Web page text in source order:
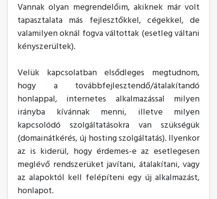
Vannak olyan megrendelőim, akiknek már volt
tapasztalata más fejlesztőkkel, cégekkel, de
valamilyen oknál fogva váltottak (esetleg váltani
kényszerültek).
Velük kapcsolatban elsődleges megtudnom,
hogy a továbbfejlesztendő/átalakítandó
honlappal, internetes alkalmazással milyen
irányba kívánnak menni, illetve milyen
kapcsolódó szolgáltatásokra van szükségük
(domainátkérés, új hosting szolgáltatás). Ilyenkor
az is kiderül, hogy érdemes-e az esetlegesen
meglévő rendszerüket javítani, átalakítani, vagy
az alapoktól kell felépíteni egy új alkalmazást,
honlapot.